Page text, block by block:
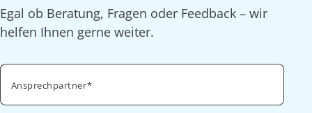
Egal ob Beratung, Fragen oder Feedback – wir
helfen Ihnen gerne weiter.
Ansprechpartner